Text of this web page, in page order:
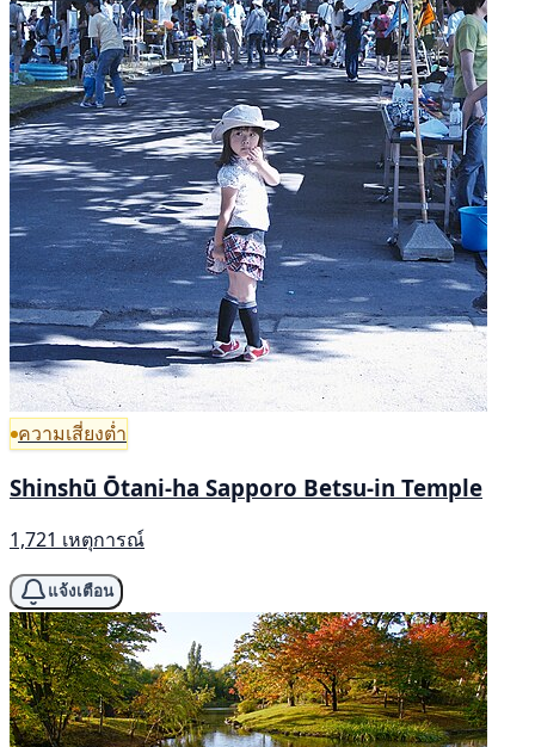
ความเสี่ยงต่ำ
Shinshū Ōtani-ha Sapporo Betsu-in Temple
1,721 เหตุการณ์
แจ้งเตือน